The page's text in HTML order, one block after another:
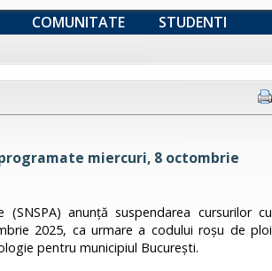
COMUNITATE STUDENTI
miercuri, 8 octombrie
anunță suspendarea cursurilor cu
2025, ca urmare a codului roșu de ploi
pentru municipiul București.